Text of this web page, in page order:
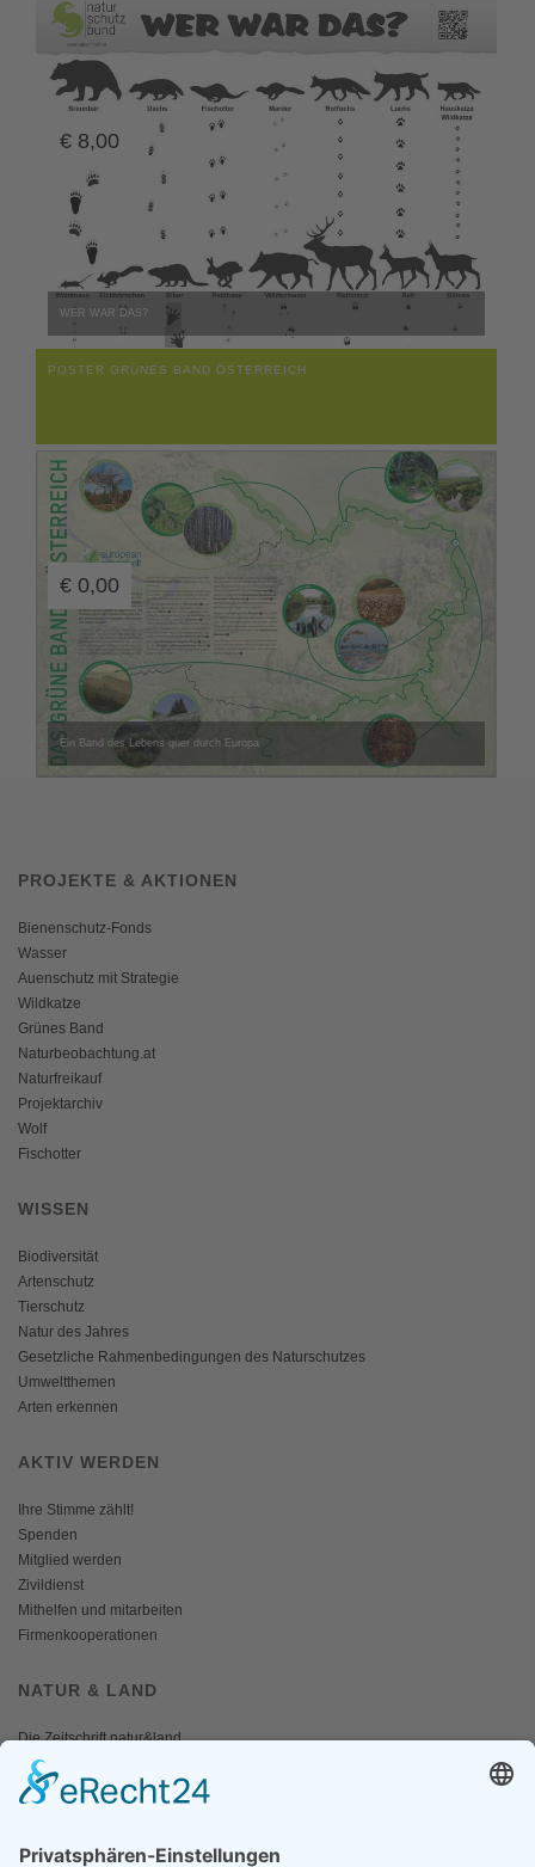
WER WAR DAS?
€ 8,00
POSTER GRÜNES BAND ÖSTERREICH
Ein Band des Lebens quer durch Europa
€ 0,00
PROJEKTE & AKTIONEN
Bienenschutz-Fonds
Wasser
Auenschutz mit Strategie
Wildkatze
Grünes Band
Naturbeobachtung.at
Naturfreikauf
Projektarchiv
Wolf
Fischotter
WISSEN
Biodiversität
Artenschutz
Tierschutz
Natur des Jahres
Gesetzliche Rahmenbedingungen des Naturschutzes
Umweltthemen
Arten erkennen
AKTIV WERDEN
Ihre Stimme zählt!
Spenden
Mitglied werden
Zivildienst
Mithelfen und mitarbeiten
Firmenkooperationen
NATUR & LAND
Die Zeitschrift natur&land
Archiv
Mediadaten